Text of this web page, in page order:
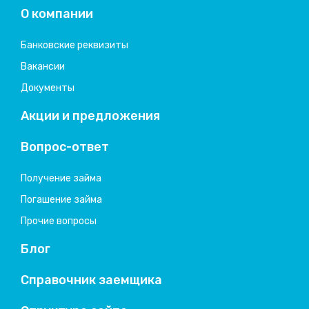
О компании
Банковские реквизиты
Вакансии
Документы
Акции и предложения
Вопрос-ответ
Получение займа
Погашение займа
Прочие вопросы
Блог
Справочник заемщика